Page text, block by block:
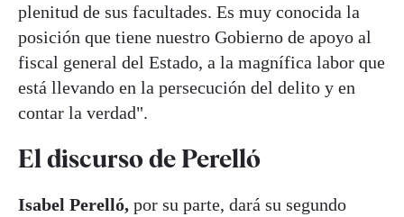
plenitud de sus facultades. Es muy conocida la
posición que tiene nuestro Gobierno de apoyo al
fiscal general del Estado, a la magnífica labor que
está llevando en la persecución del delito y en
contar la verdad".
El discurso de Perelló
Isabel Perelló, por su parte, dará su segundo